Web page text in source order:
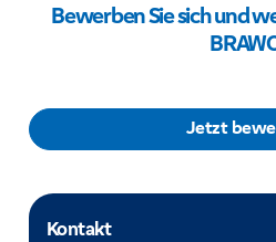
Bewerben Sie sich und
Jetzt
Kontakt